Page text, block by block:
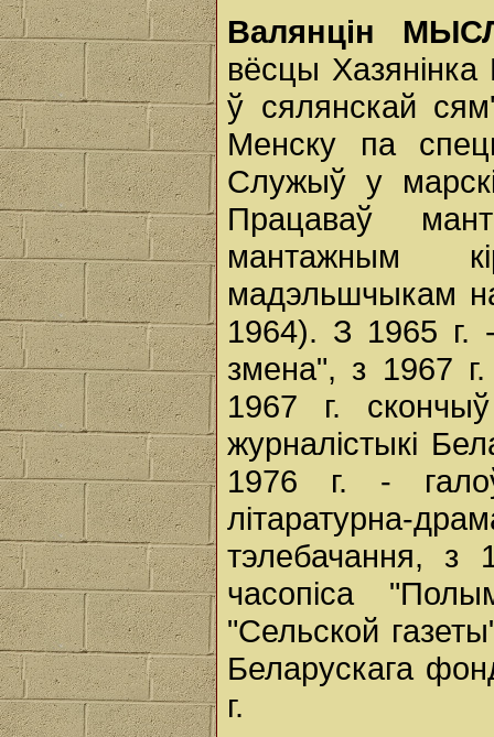
Валянцін
вёсцы Хазянінка
ў сялянскай
Менску па
Служыў у
Працаваў
мантажным
мадэльшчыкам
1964). З 1965 г. -
змена", з 1967
1967 г.
журналістыкі
1976 г. -
літаратурна-
тэлебачання, з
часопіса
"Сельской
Беларускага
г.